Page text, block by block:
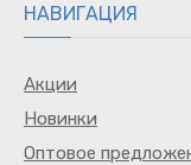
НАВИГАЦИЯ
Акции
Новинки
Оптовое